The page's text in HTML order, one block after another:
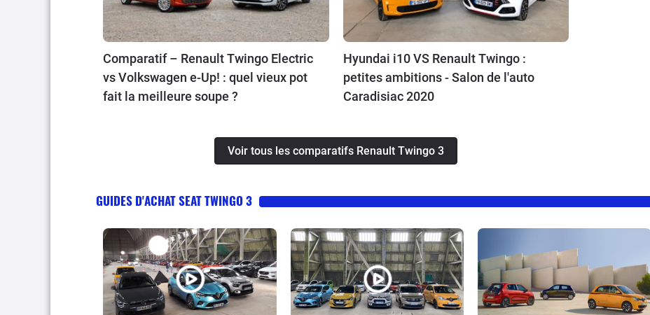
Comparatif – Renault Twingo Electric
vs Volkswagen e-Up! : quel vieux pot
fait la meilleure soupe ?
Hyundai i10 VS Renault Twingo :
petites ambitions - Salon de l'auto
Caradisiac 2020
Voir tous les comparatifs Renault Twingo 3
GUIDES D'ACHAT SEAT TWINGO 3